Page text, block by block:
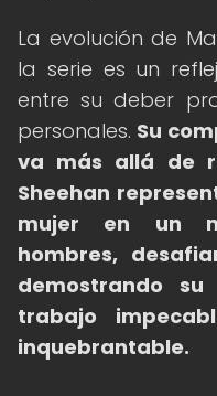
La evolución de
la serie es un
entre su deber
personales. Su
va más allá de
Sheehan
mujer en un
hombres,
demostrando
trabajo
inquebrantable.